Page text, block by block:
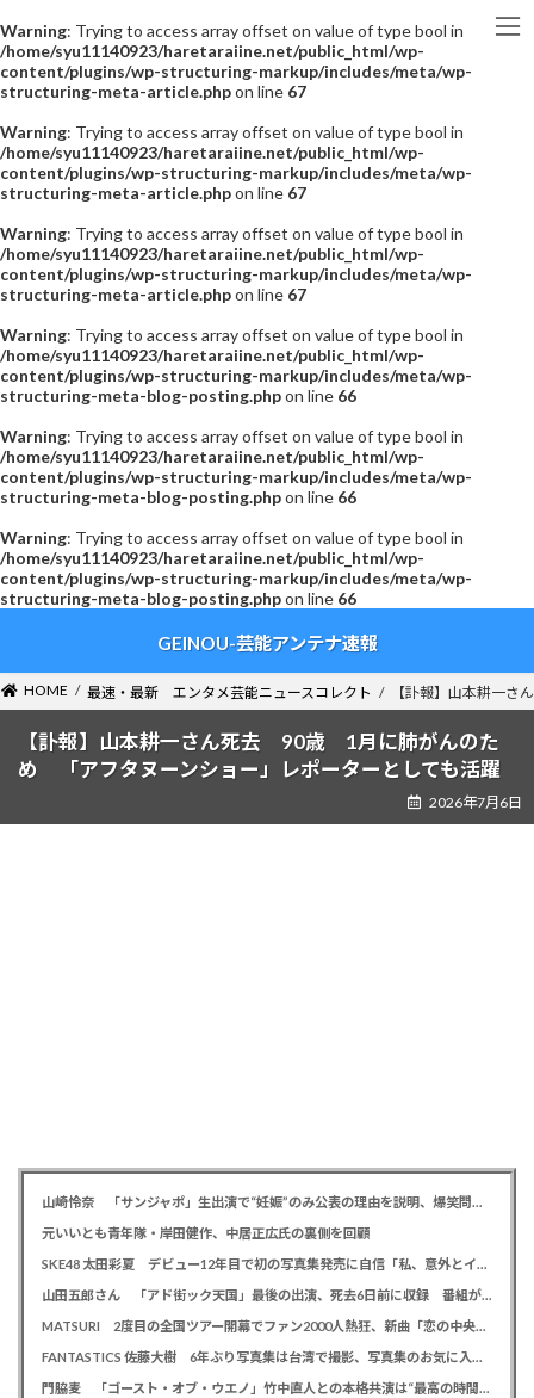
Warning: Trying to access array offset on value of type bool in
/home/syu11140923/haretaraiine.net/public_html/wp-
content/plugins/wp-structuring-markup/includes/meta/wp-
structuring-meta-article.phpon line 67
Warning: Trying to access array offset on value of type bool in
/home/syu11140923/haretaraiine.net/public_html/wp-
content/plugins/wp-structuring-markup/includes/meta/wp-
structuring-meta-article.phpon line 67
Warning: Trying to access array offset on value of type bool in
/home/syu11140923/haretaraiine.net/public_html/wp-
content/plugins/wp-structuring-markup/includes/meta/wp-
structuring-meta-article.phpon line 67
Warning: Trying to access array offset on value of type bool in
/home/syu11140923/haretaraiine.net/public_html/wp-
content/plugins/wp-structuring-markup/includes/meta/wp-
structuring-meta-blog-posting.phpon line 66
Warning: Trying to access array offset on value of type bool in
/home/syu11140923/haretaraiine.net/public_html/wp-
content/plugins/wp-structuring-markup/includes/meta/wp-
structuring-meta-blog-posting.phpon line 66
Warning: Trying to access array offset on value of type bool in
/home/syu11140923/haretaraiine.net/public_html/wp-
content/plugins/wp-structuring-markup/includes/meta/wp-
structuring-meta-blog-posting.phpon line 66
ン
ツ
ー
シ
GEINOU-芸能アンテナ速報
HOME 最速・最新 エンタメ芸能ニュースコレクト 【訃報】山本耕一
【訃報】山本耕一さん死去 90歳 1月に肺がんのた
め 「アフタヌーンショー」レポーターとしても活躍
2026年7月6日
山崎怜奈 「サンジャポ」生出演で“妊娠”のみ公表の理由を説明、爆笑問題には「お祝い待ってます」
元いいとも青年隊・岸田健作、中居正広氏の裏側を回顧
SKE48 太田彩夏 デビュー12年目で初の写真集発売に自信「私、意外とイイ！」、勝負カットはベッド上のヌーディーな姿
山田五郎さん 「アド街ック天国」最後の出演、死去6日前に収録 番組が感謝「天国の五郎さんへ」
MATSURI 2度目の全国ツアー開幕でファン2000人熱狂、新曲「恋の中央線」も初披露「この曲で売れたいよ！」
FANTASTICS 佐藤大樹 6年ぶり写真集は台湾で撮影、写真集のお気に入りカットは「両親に見られるの恥ずかしい」
門脇麦 「ゴースト・オブ・ウエノ」竹中直人との本格共演は“最高の時間”「台本よりたくさんしゃべってた」